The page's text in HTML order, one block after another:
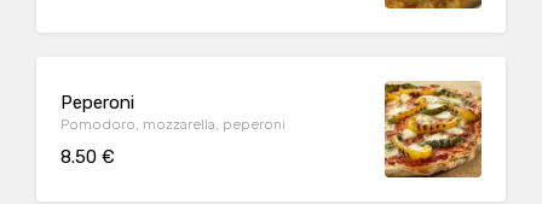
Peperoni
Pomodoro, mozzarella, peperoni
8.50 €